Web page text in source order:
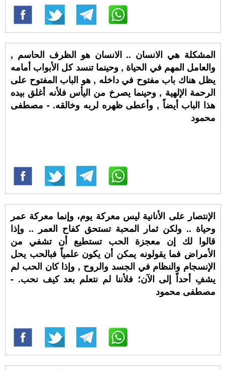
المشكلة هي الانسان .. الانسان هو الظرف الحاسم ,
والعامل المهم في الحياة , وحينما تنسد كل الأبواب أمامه
يظل هناك باب مفتوح في داخله , هو الباب المفتوح على
الرحمة الإلهية , وحينما يصرخ من اليأس فلأنه أغلق بيده
هذا الباب أيضاً , وأعطى ظهره لربه وخالقه. - مصطفى
محمود
الإنتصار على الأنانية ليس معركة يوم، وإنما معركة عمر
وحياة .. ولكن ثمار المحبة تستحق كفاح العمر .. وإذا
قالوا لك إن معجزة الحب تستطيع أن تشفي من
الأمراض فما يقولونه يمكن أن يكون علمياً فبالحب يحل
الإنسجام والنظام في الجسد والروح , وإذا كان الحب لم
يشفِ أحداً إلى الآن؛ فلأننا لم نتعلم بعد كيف نحب. -
مصطفى محمود